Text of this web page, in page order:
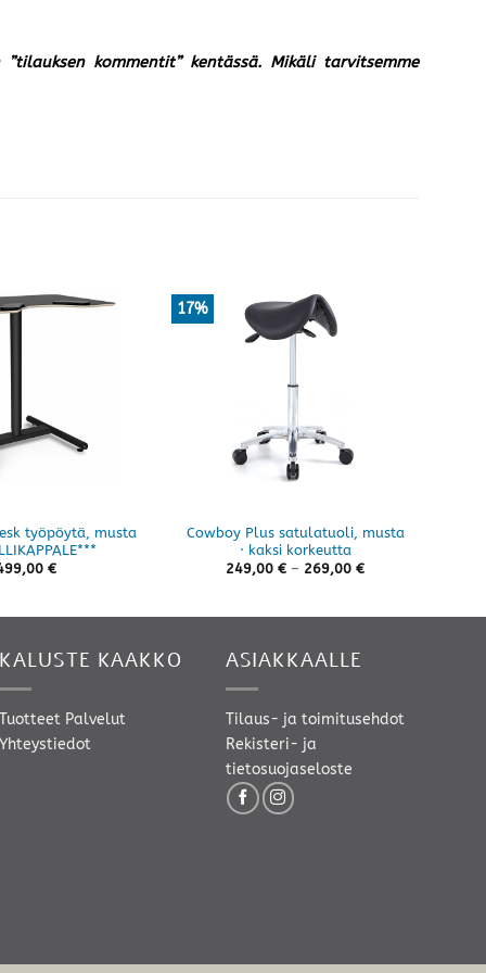
kommentit” kentässä. Mikäli tarvitsemme
työpöytä, musta
€
17%
Cowboy Plus satulatuoli, musta
· kaksi korkeutta
249,00 € – 269,00 €Hintaluokka:
KALUSTE KAAKKO
Tuotteet Palvelut
Yhteystiedot
ASIAKKAALLE
Tilaus- ja toimitusehdot
Rekisteri- ja
tietosuojaseloste